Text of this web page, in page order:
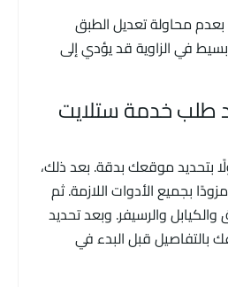
بعدم محاولة تعديل الطبق
في الزاوية قد يؤدي إلى
طلب خدمة ستلايت
بتحديد موقعك بدقة. بعد ذلك،
بجميع الأدوات اللازمة. ثم
والرسيفر. وبعد تحديد
بالتفاصيل قبل البدء في